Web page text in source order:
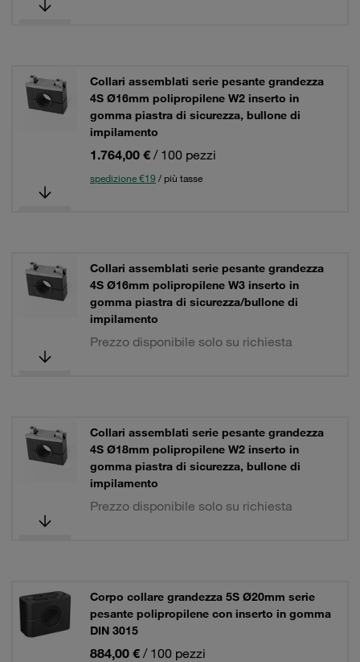
Collari assemblati serie pesante grandezza
4S Ø16mm polipropilene W2 inserto in
gomma piastra di sicurezza, bullone di
impilamento
1.764,00 € / 100 pezzi
spedizione €19 / più tasse
Collari assemblati serie pesante grandezza
4S Ø16mm polipropilene W3 inserto in
gomma piastra di sicurezza/bullone di
impilamento
Prezzo disponibile solo su richiesta
Collari assemblati serie pesante grandezza
4S Ø18mm polipropilene W2 inserto in
gomma piastra di sicurezza, bullone di
impilamento
Prezzo disponibile solo su richiesta
Corpo collare grandezza 5S Ø20mm serie
pesante polipropilene con inserto in gomma
DIN 3015
884,00 € / 100 pezzi